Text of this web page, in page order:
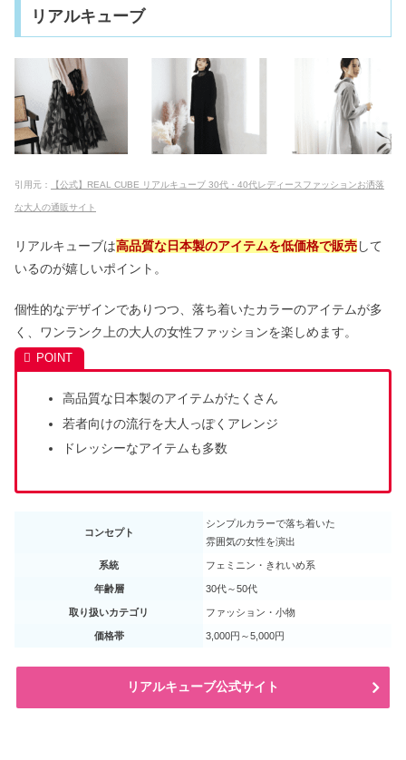
リアルキューブ
引用元： 【公式】REAL CUBE リアルキューブ 30代・40代レディースファッションお洒落
な大人の通販サイト
リアルキューブは高品質な日本製のアイテムを低価格で販売して
いるのが嬉しいポイント。
個性的なデザインでありつつ、落ち着いたカラーのアイテムが多
く、ワンランク上の大人の女性ファッションを楽しめます。
高品質な日本製のアイテムがたくさん
若者向けの流行を大人っぽくアレンジ
ドレッシーなアイテムも多数
コンセプト
シンプルカラーで落ち着いた
雰囲気の女性を演出
系統 フェミニン・きれいめ系
年齢層 30代～50代
取り扱いカテゴリ ファッション・小物
価格帯 3,000円～5,000円
リアルキューブ公式サイト